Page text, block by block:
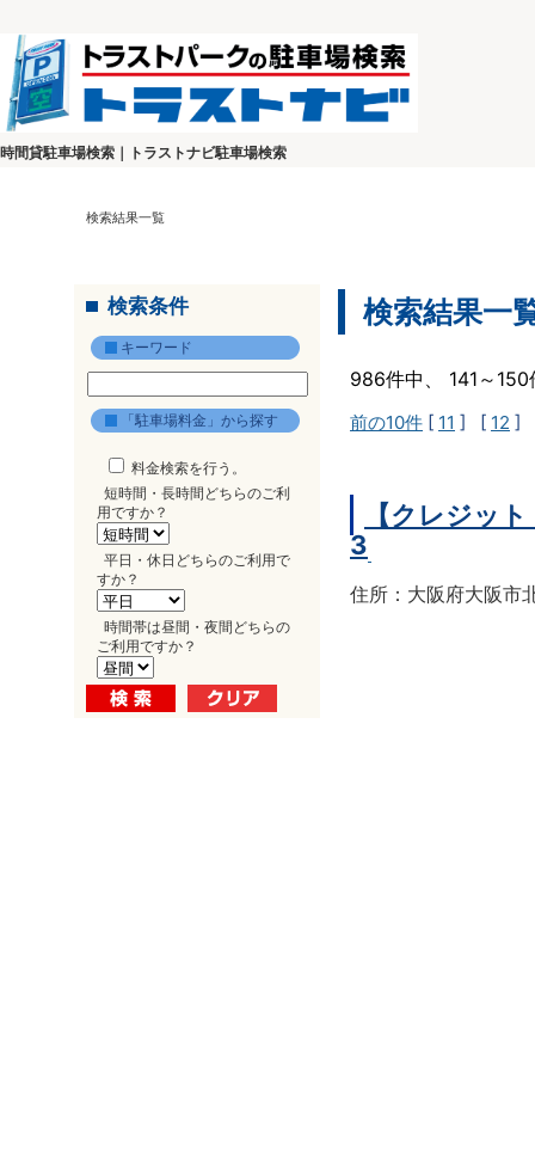
時間貸駐車場検索｜トラストナビ駐車場検索
検索結果一覧
検索条件
キーワード
「駐車場料金」から探す
料金検索を行う。
短時間・長時間どちらのご利
用ですか？
平日・休日どちらのご利用で
すか？
時間帯は昼間・夜間どちらの
ご利用ですか？
検索結果一
986件中、 141～
前の10件 [ 11 ] [ 12 ]
【クレジッ
3
住所：大阪府大阪市